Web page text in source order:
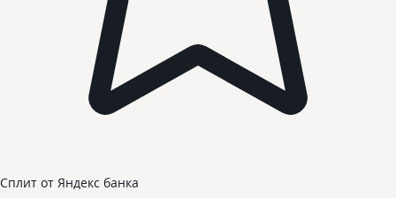
Сплит от Яндекс банка